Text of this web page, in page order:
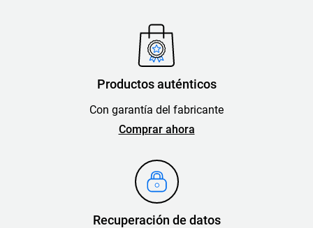
Productos auténticos
Con garantía del fabricante
Comprar ahora
Recuperación de datos